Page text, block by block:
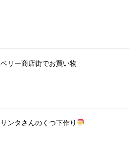
ベリー商店街でお買い物
サンタさんのくつ下作り